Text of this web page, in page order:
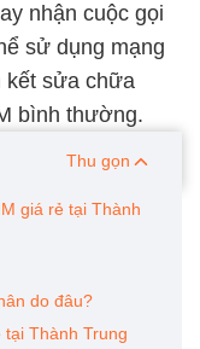
nhận cuộc gọi
sử dụng mạng
kết sửa chữa
bình thường.
Thu gọn
giá rẻ tại Thành
do đâu?
Thành Trung